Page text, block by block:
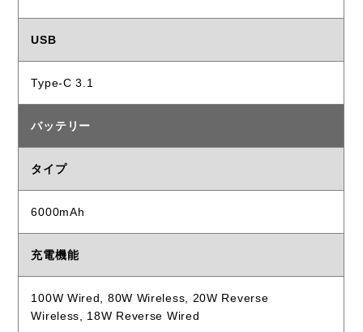
USB
Type-C 3.1
バッテリー
タイプ
6000mAh
充電機能
100W Wired, 80W Wireless, 20W Reverse
Wireless, 18W Reverse Wired